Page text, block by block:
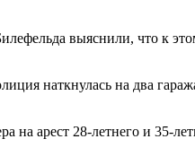
выяснили, что к
наткнулась на два
арест 28-летнего и 35-